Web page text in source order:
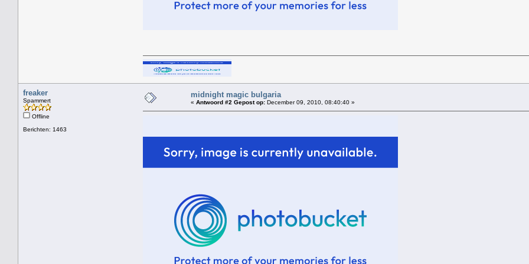
freaker
Spammert
Offline
Berichten: 1463
midnight magic bulgaria
« Antwoord #2 Gepost op: December 09, 2010, 08:40:40 »